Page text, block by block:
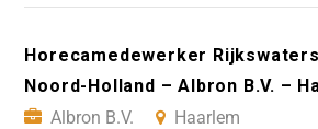
Horecamedewerker
Noord-Holland – Albron B.V. –
Albron B.V.
Haarlem